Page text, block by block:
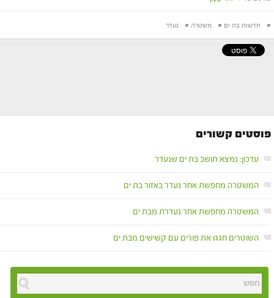
# חדשות בת ים # משטרה # נעדר
פוסטים קשורים
עדכון: נמצא תושב בת ים שנעדר
המשטרה מחפשת אחר נעדר באזור בת ים
המשטרה מחפשת אחר נעדרת מבת ים
השוטרים חגגו את פורים עם קשישים מבת ים